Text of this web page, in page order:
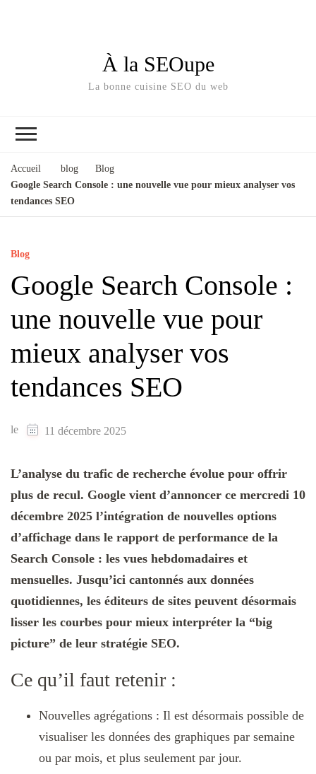
À la SEOupe
La bonne cuisine SEO du web
Accueil blog
Blog
Google Search Console : une nouvelle vue pour mieux analyser vos
tendances SEO
Blog
Google Search Console :
une nouvelle vue pour
mieux analyser vos
tendances SEO
le 11 décembre 2025
L’analyse du trafic de recherche évolue pour offrir
plus de recul. Google vient d’annoncer ce mercredi 10
décembre 2025 l’intégration de nouvelles options
d’affichage dans le rapport de performance de la
Search Console : les vues hebdomadaires et
mensuelles. Jusqu’ici cantonnés aux données
quotidiennes, les éditeurs de sites peuvent désormais
lisser les courbes pour mieux interpréter la “big
picture” de leur stratégie SEO.
Ce qu’il faut retenir :
Nouvelles agrégations : Il est désormais possible de
visualiser les données des graphiques par semaine
ou par mois, et plus seulement par jour.